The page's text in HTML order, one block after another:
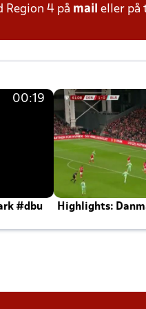
Region 4 på mail eller på
00:19
#dbu
Highlights: